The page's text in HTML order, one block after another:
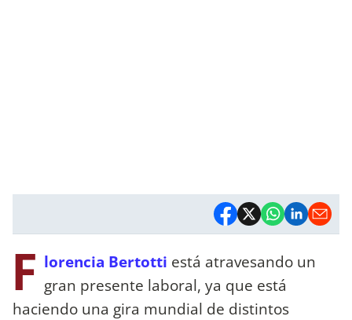
F lorencia Bertotti está atravesando un
gran presente laboral, ya que está
haciendo una gira mundial de distintos